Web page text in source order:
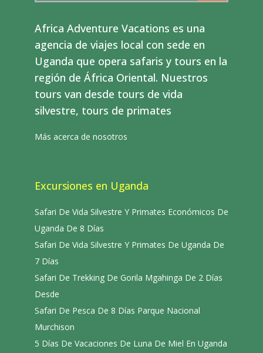
Africa Adventure Vacations es una
agencia de viajes local con sede en
Uganda que opera safaris y tours en la
región de África Oriental. Nuestros
tours van desde tours de vida
silvestre, tours de primates
Más acerca de nosotros
Excursiones en Uganda
Safari De Vida Silvestre Y Primates Económicos De
Uganda De 8 Días
Safari De Vida Silvestre Y Primates De Uganda De
7 Días
Safari De Trekking De Gorila Mgahinga De 2 Días
Desde
Safari De Pesca De 8 Días Parque Nacional
Murchison
5 Días De Vacaciones De Luna De Miel En Uganda